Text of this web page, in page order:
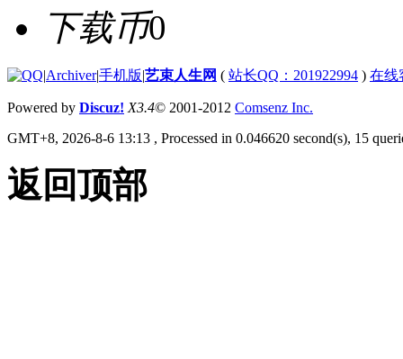
下载币0
|Archiver|手机版|艺束人生网 ( 站长QQ：201922994 ) 在线
Powered by Discuz! X3.4© 2001-2012 Comsenz Inc.
GMT+8, 2026-8-6 13:13 , Processed in 0.046620 second(s), 15
返回顶部